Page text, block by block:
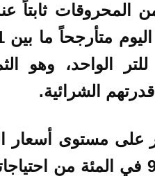
المحروقات ثابتاً
الواحد، وهو
الشرائية.
على مستوى
المغرب، إلى كون البلاد تستورد 93 في